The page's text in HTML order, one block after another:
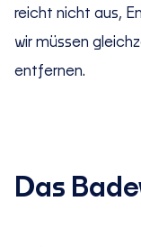
reicht nicht aus,
wir müssen
entfernen.
Das